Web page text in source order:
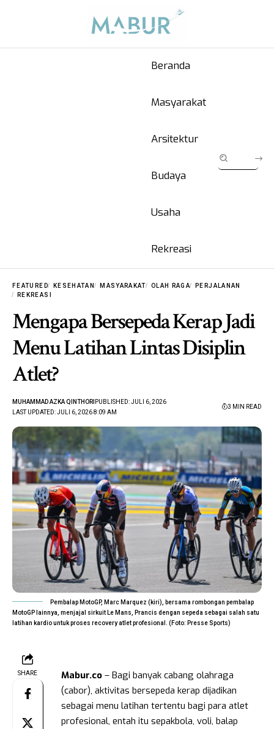
Beranda
Masyarakat
Arsitektur
Budaya
Usaha
Rekreasi
FEATURED KESEHATAN MASYARAKAT OLAH RAGA
PERJALANAN
REKREASI
Mengapa Bersepeda Kerap Jadi
Menu Latihan Lintas Disiplin
Atlet?
LAST UPDATED: JULI 6, 2026 8:09 AM
MUHAMMAD AZKA QINTHORI PUBLISHED: JULI 6, 2026
3 MIN READ
Pembalap MotoGP, Marc Marquez (kiri), bersama rombongan pembalap
MotoGP lainnya, menjajal sirkuit Le Mans, Prancis dengan sepeda sebagai salah satu
latihan kardio untuk proses recovery atlet profesional. (Foto: Presse Sports)
SHARE Mabur.co – Bagi banyak cabang olahraga
(cabor), aktivitas bersepeda kerap dijadikan
sebagai menu latihan tertentu bagi para atlet
profesional, entah itu sepakbola, voli, balap